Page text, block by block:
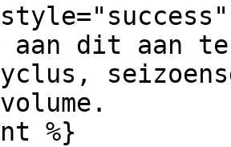
aan dit aan
%}